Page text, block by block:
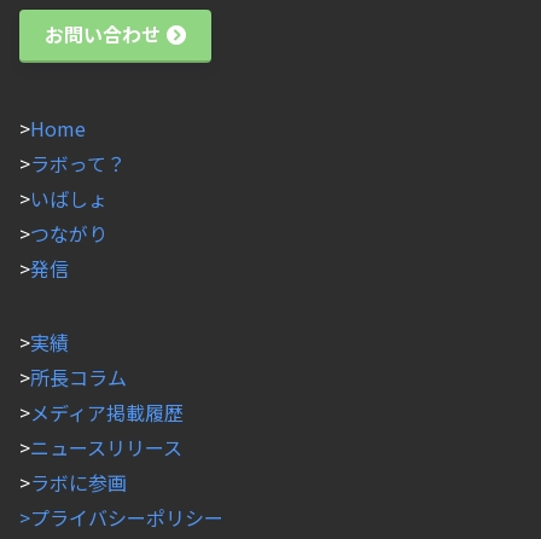
お問い合わせ
>Home
>ラボって？
>いばしょ
>つながり
>発信
>実績
>所長コラム
>メディア掲載履歴
>ニュースリリース
>ラボに参画
>プライバシーポリシー